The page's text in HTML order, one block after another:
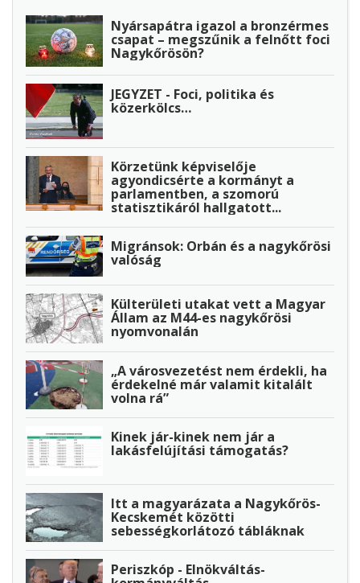
Nyársapátra igazol a bronzérmes
csapat – megszűnik a felnőtt foci
Nagykőrösön?
JEGYZET - Foci, politika és
közerkölcs…
Körzetünk képviselője
agyondicsérte a kormányt a
parlamentben, a szomorú
statisztikáról hallgatott...
Migránsok: Orbán és a nagykőrösi
valóság
Külterületi utakat vett a Magyar
Állam az M44-es nagykőrösi
nyomvonalán
„A városvezetést nem érdekli, ha
érdekelné már valamit kitalált
volna rá”
Kinek jár-kinek nem jár a
lakásfelújítási támogatás?
Itt a magyarázata a Nagykőrös-
Kecskemét közötti
sebességkorlátozó tábláknak
Periszkóp - Elnökváltás-